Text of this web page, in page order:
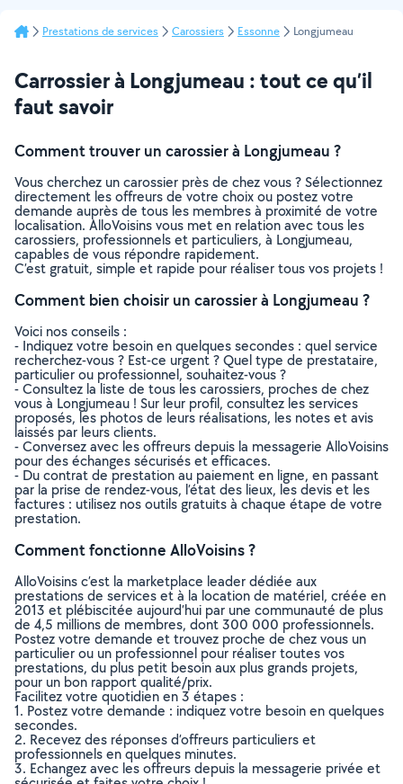
Prestations de services Carossiers Essonne Longjumeau
Carrossier à Longjumeau : tout ce qu’il
faut savoir
Comment trouver un carossier à Longjumeau ?
Vous cherchez un carossier près de chez vous ? Sélectionnez
directement les offreurs de votre choix ou postez votre
demande auprès de tous les membres à proximité de votre
localisation. AlloVoisins vous met en relation avec tous les
carossiers, professionnels et particuliers, à Longjumeau,
capables de vous répondre rapidement.
C’est gratuit, simple et rapide pour réaliser tous vos projets !
Comment bien choisir un carossier à Longjumeau ?
Voici nos conseils :
- Indiquez votre besoin en quelques secondes : quel service
recherchez-vous ? Est-ce urgent ? Quel type de prestataire,
particulier ou professionnel, souhaitez-vous ?
- Consultez la liste de tous les carossiers, proches de chez
vous à Longjumeau ! Sur leur profil, consultez les services
proposés, les photos de leurs réalisations, les notes et avis
laissés par leurs clients.
- Conversez avec les offreurs depuis la messagerie AlloVoisins
pour des échanges sécurisés et efficaces.
- Du contrat de prestation au paiement en ligne, en passant
par la prise de rendez-vous, l’état des lieux, les devis et les
factures : utilisez nos outils gratuits à chaque étape de votre
prestation.
Comment fonctionne AlloVoisins ?
AlloVoisins c’est la marketplace leader dédiée aux
prestations de services et à la location de matériel, créée en
2013 et plébiscitée aujourd’hui par une communauté de plus
de 4,5 millions de membres, dont 300 000 professionnels.
Postez votre demande et trouvez proche de chez vous un
particulier ou un professionnel pour réaliser toutes vos
prestations, du plus petit besoin aux plus grands projets,
pour un bon rapport qualité/prix.
Facilitez votre quotidien en 3 étapes :
1. Postez votre demande : indiquez votre besoin en quelques
secondes.
2. Recevez des réponses d’offreurs particuliers et
professionnels en quelques minutes.
3. Echangez avec les offreurs depuis la messagerie privée et